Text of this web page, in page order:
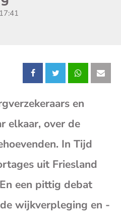
Deel
dit
bericht
op
Facebook
Deel
dit
bericht
op
X
Deel
dit
op
en
elkaar, over de
In Tijd
uit Friesland
een pittig debat
wijkverpleging en -